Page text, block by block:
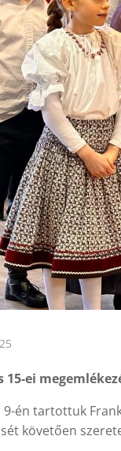
15-ei
9-én tartottuk
követően